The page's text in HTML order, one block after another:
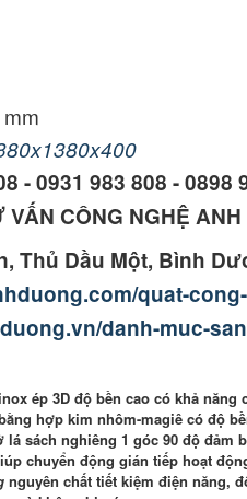
- 0931 983 808 - 0898
VẤN CÔNG NGHỆ
Thủ Dầu Một, Bình
quat-
danh-muc-
ép 3D độ bền cao có khả
hợp kim nhôm-magiê có độ
sách nghiêng 1 góc 90 độ đảm
chuyển động gián tiếp hoạt
nguyên chất tiết kiệm điện năng,